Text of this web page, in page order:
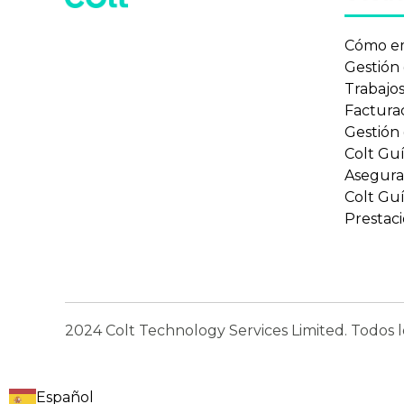
Cómo
Gestión
Colt
Colt
2024 Colt Technology Services Limited. Todos
Español